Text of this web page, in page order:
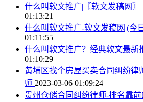
什么叫软文推广|〖软文发稿网〗
01:13:21
什么叫软文推广-软文发稿网|(今
01:11:55
什么叫软文推广？经典软文最新
01:10:29
黄埔区找个房屋买卖合同纠纷律
师 2023-03-06 01:09:24
贵州仓储合同纠纷律师-排名靠